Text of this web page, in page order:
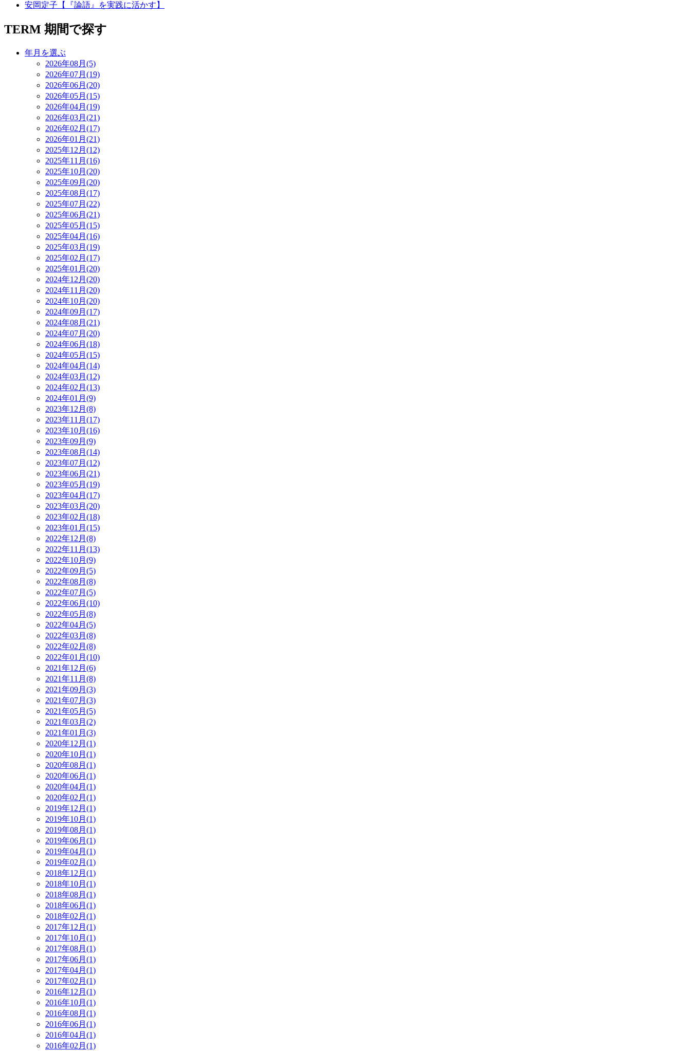
安岡定子【『論語』を実践に活かす】
TERM 期間で探す
年月を選ぶ
2026年08月(5)
2026年07月(19)
2026年06月(20)
2026年05月(15)
2026年04月(19)
2026年03月(21)
2026年02月(17)
2026年01月(21)
2025年12月(12)
2025年11月(16)
2025年10月(20)
2025年09月(20)
2025年08月(17)
2025年07月(22)
2025年06月(21)
2025年05月(15)
2025年04月(16)
2025年03月(19)
2025年02月(17)
2025年01月(20)
2024年12月(20)
2024年11月(20)
2024年10月(20)
2024年09月(17)
2024年08月(21)
2024年07月(20)
2024年06月(18)
2024年05月(15)
2024年04月(14)
2024年03月(12)
2024年02月(13)
2024年01月(9)
2023年12月(8)
2023年11月(17)
2023年10月(16)
2023年09月(9)
2023年08月(14)
2023年07月(12)
2023年06月(21)
2023年05月(19)
2023年04月(17)
2023年03月(20)
2023年02月(18)
2023年01月(15)
2022年12月(8)
2022年11月(13)
2022年10月(9)
2022年09月(5)
2022年08月(8)
2022年07月(5)
2022年06月(10)
2022年05月(8)
2022年04月(5)
2022年03月(8)
2022年02月(8)
2022年01月(10)
2021年12月(6)
2021年11月(8)
2021年09月(3)
2021年07月(3)
2021年05月(5)
2021年03月(2)
2021年01月(3)
2020年12月(1)
2020年10月(1)
2020年08月(1)
2020年06月(1)
2020年04月(1)
2020年02月(1)
2019年12月(1)
2019年10月(1)
2019年08月(1)
2019年06月(1)
2019年04月(1)
2019年02月(1)
2018年12月(1)
2018年10月(1)
2018年08月(1)
2018年06月(1)
2018年02月(1)
2017年12月(1)
2017年10月(1)
2017年08月(1)
2017年06月(1)
2017年04月(1)
2017年02月(1)
2016年12月(1)
2016年10月(1)
2016年08月(1)
2016年06月(1)
2016年04月(1)
2016年02月(1)